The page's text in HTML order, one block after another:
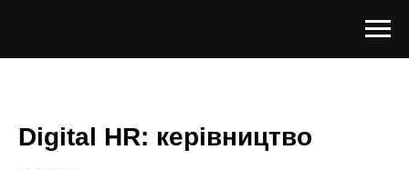
Digital HR: керівництво